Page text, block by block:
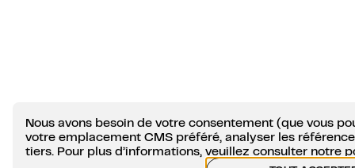
Nous avons besoin de votre consentement (que vous
votre emplacement CMS préféré, analyser les
tiers. Pour plus d’informations, veuillez consulter notre